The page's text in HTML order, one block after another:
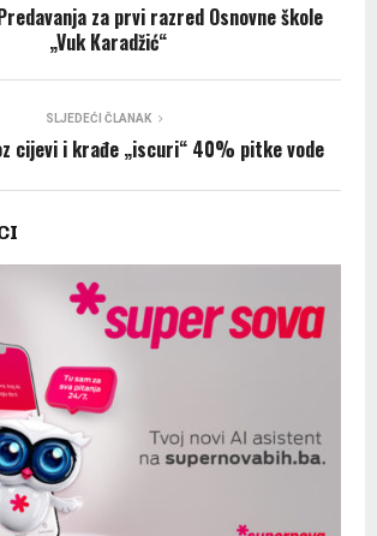
za prvi razred Osnovne škole
„Vuk Кaradžić“
SLJEDEĆI ČLANAK
cijevi i krađe „iscuri“ 40% pitke vode